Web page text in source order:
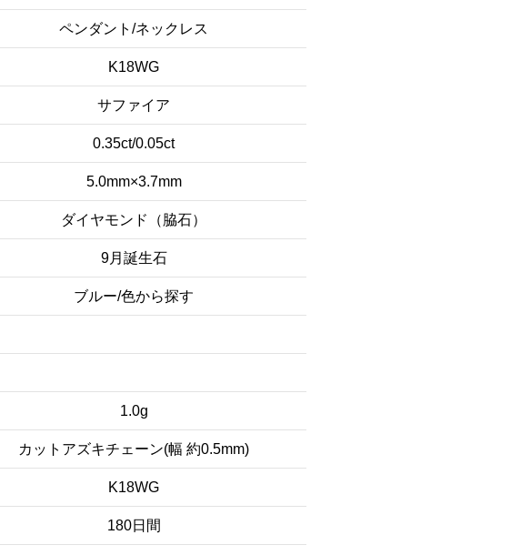
ペンダント/ネックレス
K18WG
サファイア
0.35ct/0.05ct
5.0mm×3.7mm
ダイヤモンド（脇石）
9月誕生石
ブルー/色から探す
1.0g
カットアズキチェーン(幅 約0.5mm)
K18WG
180日間